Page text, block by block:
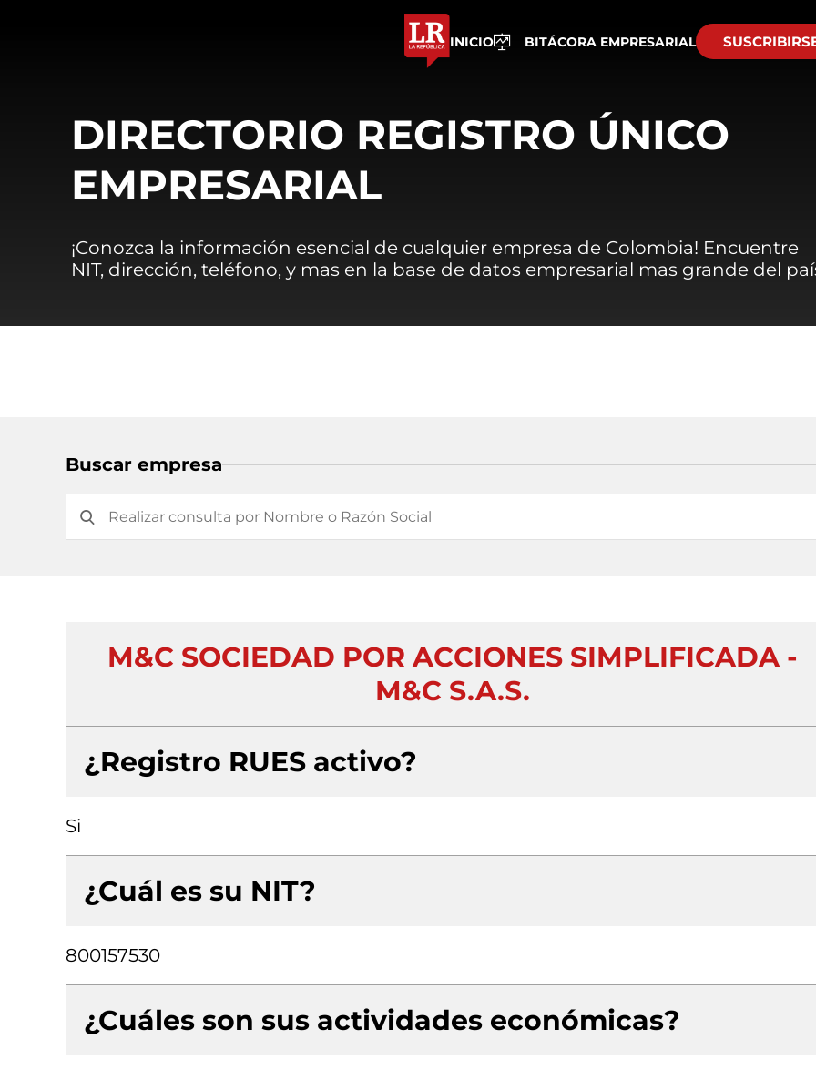
INICIO BITÁCORA EMPRESARIAL
DIRECTORIO REGISTRO ÚNICO
EMPRESARIAL
¡Conozca la información esencial de cualquier empresa de Colombia! Encuentre
NIT, dirección, teléfono, y mas en la base de datos empresarial mas grande del
Buscar empresa
M&C SOCIEDAD POR ACCIONES SIMPLIFICADA -
M&C S.A.S.
¿Registro RUES activo?
Si
¿Cuál es su NIT?
800157530
¿Cuáles son sus actividades económicas?